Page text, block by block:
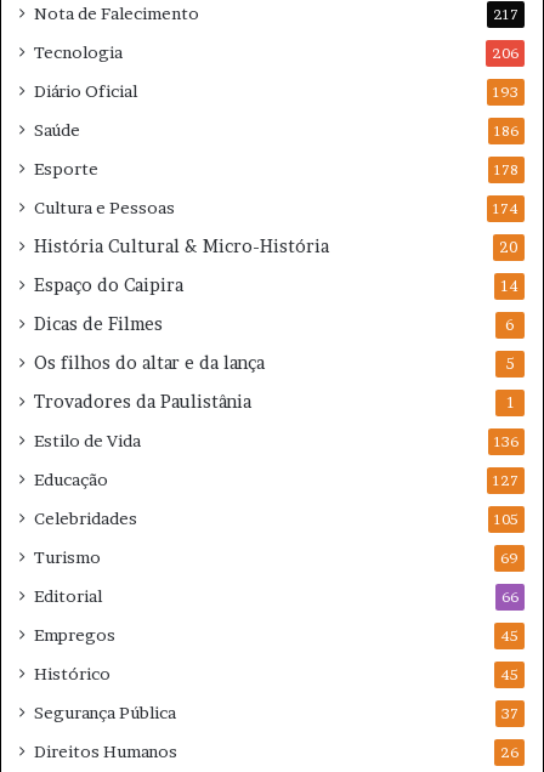
Nota de Falecimento 217
Tecnologia 206
Diário Oficial 193
Saúde 186
Esporte 178
Cultura e Pessoas 174
História Cultural & Micro-História 20
Espaço do Caipira 14
Dicas de Filmes 6
Os filhos do altar e da lança 5
Trovadores da Paulistânia 1
Estilo de Vida 136
Educação 127
Celebridades 105
Turismo 69
Editorial 66
Empregos 45
Histórico 45
Segurança Pública 37
Direitos Humanos 26